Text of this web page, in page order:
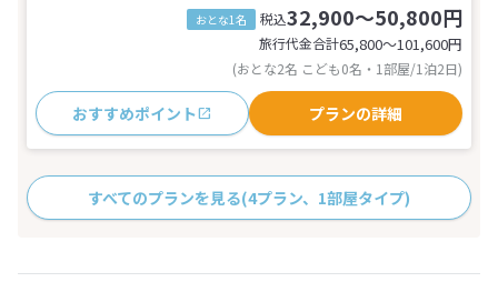
おとな1名 税込32,900～50,800円
旅行代金合計65,800〜101,600円
(おとな2名 こども0名・1部屋/1泊2日)
おすすめポイント プランの詳細
すべてのプランを見る(4プラン、1部屋タイプ)